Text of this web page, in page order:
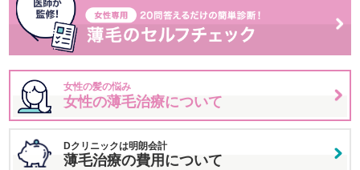
女性の髪の悩み
女性の薄毛治療について
Dクリニックは明朗会計
薄毛治療の費用について